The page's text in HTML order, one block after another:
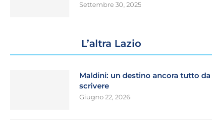
Settembre 30, 2025
L’altra Lazio
Maldini: un destino ancora tutto da
scrivere
Giugno 22, 2026